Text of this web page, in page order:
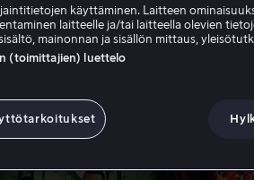
käyttäminen. Laitteen
laitteelle ja/tai laitteella olevien
mainonnan ja sisällön mittaus,
(toimittajien) luettelo